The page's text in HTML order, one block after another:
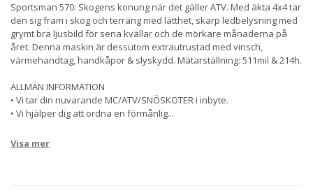
Sportsman 570: Skogens konung när det gäller ATV. Med äkta 4x4 tar
den sig fram i skog och terräng med lätthet, skarp ledbelysning med
grymt bra ljusbild för sena kvällar och de mörkare månaderna på
året. Denna maskin är dessutom extrautrustad med vinsch,
värmehandtag, handkåpor & slyskydd. Mätarställning: 511mil & 214h.
ALLMÄN INFORMATION
• Vi tar din nuvarande MC/ATV/SNÖSKOTER i inbyte.
• Vi hjälper dig att ordna en förmånlig...
Visa mer